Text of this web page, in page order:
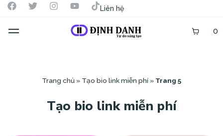
Liên hệ
0
Trang chủ » Tạo bio link miễn phí » Trang 5
Tạo bio link miễn phí